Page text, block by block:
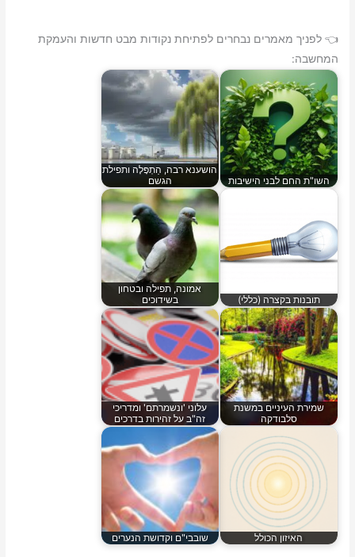
👈 לפניך מאמרים נבחרים לפתיחת נקודות מבט חדשות והעמקת
המחשבה:
השו"ת החם לבני הישיבות
הושענא רבה, הַתְפָּלָה ותפילת
הגשם
תובנות בקצרה (כללי)
אמונה, תפילה ובטחון
בשידוכים
שמירת העיניים במשנת
סלבודקה
עלוני 'ונשמרתם' ומדריכי
זה"ב על זהירות בדרכים
האיזון הכולל שובבי"ם וקדושת הנערים